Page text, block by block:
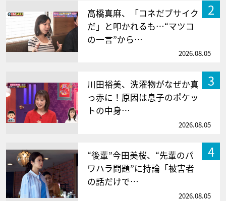
2
高橋真麻、「コネだブサイク
だ」と叩かれるも…“マツコ
の一言”から…
2026.08.05
3
川田裕美、洗濯物がなぜか真
っ赤に！原因は息子のポケッ
トの中身…
2026.08.05
4
“後輩”今田美桜、“先輩のパ
ワハラ問題”に持論「被害者
の話だけで…
2026.08.05